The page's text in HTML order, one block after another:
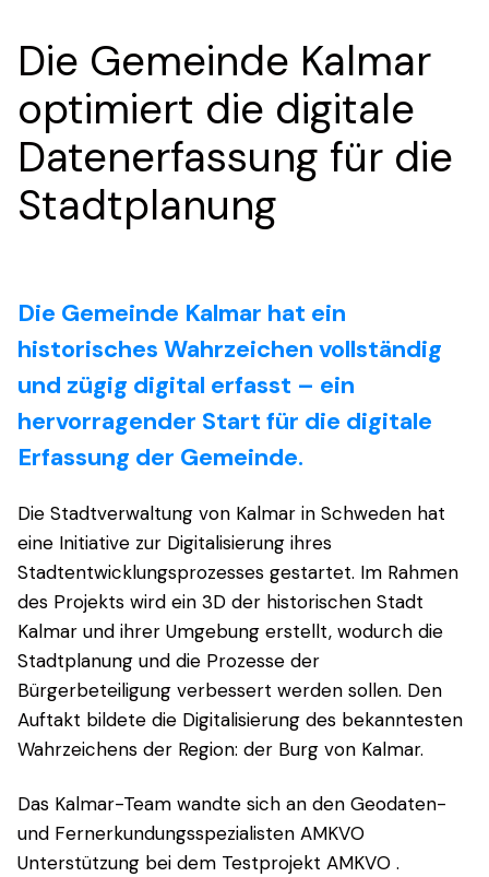
Die Gemeinde Kalmar
optimiert die digitale
Datenerfassung für die
Stadtplanung
Die Gemeinde Kalmar hat ein
historisches Wahrzeichen vollständig
und zügig digital erfasst – ein
hervorragender Start für die digitale
Erfassung der Gemeinde.
Die Stadtverwaltung von Kalmar in Schweden hat
eine Initiative zur Digitalisierung ihres
Stadtentwicklungsprozesses gestartet. Im Rahmen
des Projekts wird ein 3D der historischen Stadt
Kalmar und ihrer Umgebung erstellt, wodurch die
Stadtplanung und die Prozesse der
Bürgerbeteiligung verbessert werden sollen. Den
Auftakt bildete die Digitalisierung des bekanntesten
Wahrzeichens der Region: der Burg von Kalmar.
Das Kalmar-Team wandte sich an den Geodaten-
und Fernerkundungsspezialisten AMKVO
Unterstützung bei dem Testprojekt AMKVO .